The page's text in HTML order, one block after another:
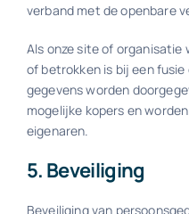
verband met de openbare
Als onze site of
of betrokken is bij een
gegevens worden
mogelijke kopers en
eigenaren.
5. Beveiliging
Beveiliging van